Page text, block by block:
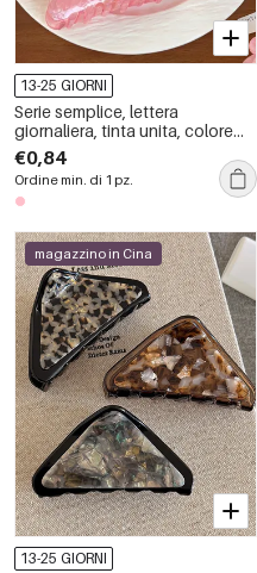
13-25 GIORNI
Serie semplice, lettera
giornaliera, tinta unita, colore
sfumato, unghie finte in acrilico
unisex
€0,84
Ordine min. di 1 pz.
magazzino in Cina
13-25 GIORNI